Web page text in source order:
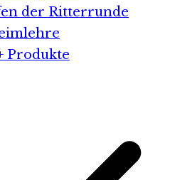
der Ritterrunde
Produkte